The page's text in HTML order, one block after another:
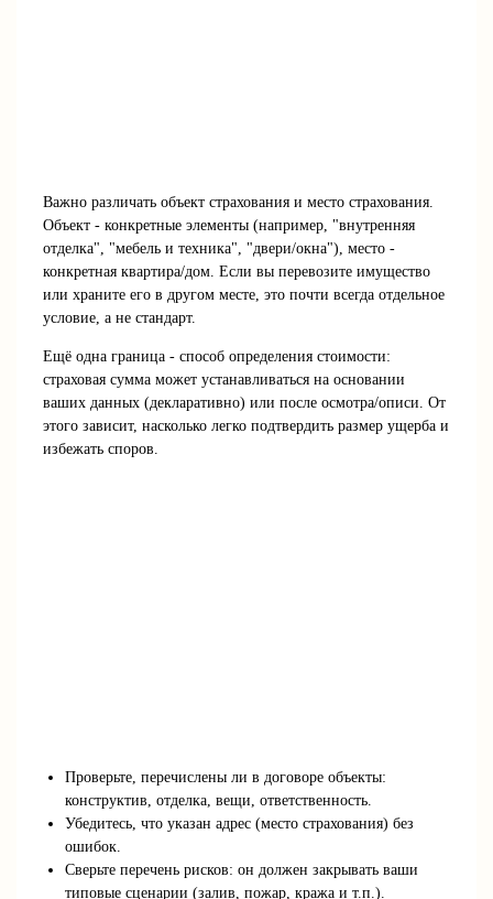
Важно различать объект страхования и место страхования.
Объект - конкретные элементы (например, "внутренняя
отделка", "мебель и техника", "двери/окна"), место -
конкретная квартира/дом. Если вы перевозите имущество
или храните его в другом месте, это почти всегда отдельное
условие, а не стандарт.
Ещё одна граница - способ определения стоимости:
страховая сумма может устанавливаться на основании
ваших данных (декларативно) или после осмотра/описи. От
этого зависит, насколько легко подтвердить размер ущерба и
избежать споров.
Проверьте, перечислены ли в договоре объекты:
конструктив, отделка, вещи, ответственность.
Убедитесь, что указан адрес (место страхования) без
ошибок.
Сверьте перечень рисков: он должен закрывать ваши
типовые сценарии (залив, пожар, кража и т.п.).